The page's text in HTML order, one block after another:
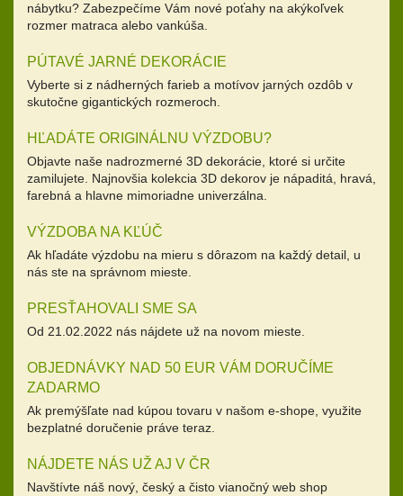
nábytku? Zabezpečíme Vám nové poťahy na akýkoľvek
rozmer matraca alebo vankúša.
PÚTAVÉ JARNÉ DEKORÁCIE
Vyberte si z nádherných farieb a motívov jarných ozdôb v
skutočne gigantických rozmeroch.
HĽADÁTE ORIGINÁLNU VÝZDOBU?
Objavte naše nadrozmerné 3D dekorácie, ktoré si určite
zamilujete. Najnovšia kolekcia 3D dekorov je nápaditá, hravá,
farebná a hlavne mimoriadne univerzálna.
VÝZDOBA NA KĽÚČ
Ak hľadáte výzdobu na mieru s dôrazom na každý detail, u
nás ste na správnom mieste.
PRESŤAHOVALI SME SA
Od 21.02.2022 nás nájdete už na novom mieste.
OBJEDNÁVKY NAD 50 EUR VÁM DORUČÍME
ZADARMO
Ak premýšľate nad kúpou tovaru v našom e-shope, využite
bezplatné doručenie práve teraz.
NÁJDETE NÁS UŽ AJ V ČR
Navštívte náš nový, český a čisto vianočný web shop